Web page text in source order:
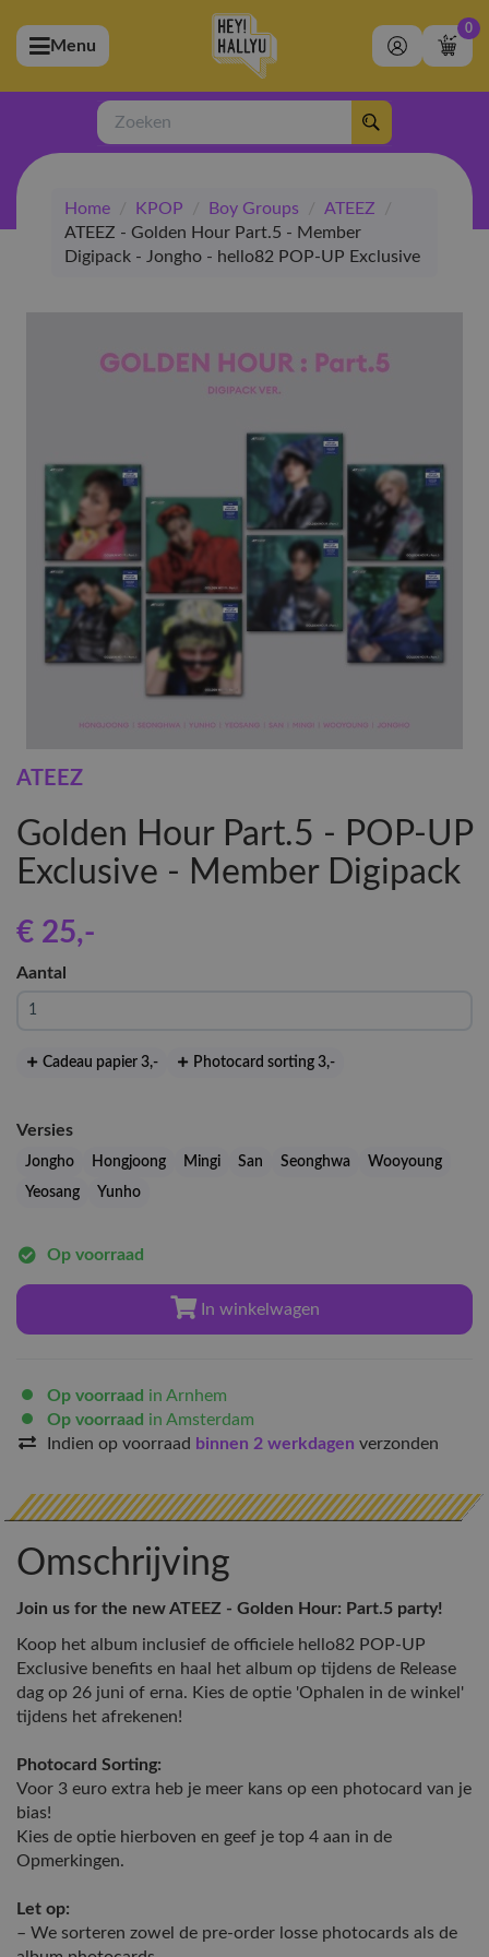
(Artiesten)
(Merchandise)
(Exclusive)
(Winkel)
Menu
0
Zoeken
Home / KPOP / Boy Groups / ATEEZ
/
ATEEZ - Golden Hour Part.5 - Member
Digipack - Jongho - hello82 POP-UP Exclusive
ATEEZ
Golden Hour Part.5 - POP-UP
Exclusive - Member Digipack
€ 25,-
Aantal
Cadeau papier 3,- Photocard sorting 3,-
Versies
Jongho Hongjoong Mingi San Seonghwa
Wooyoung
Yeosang
Yunho
Op voorraad
In winkelwagen
Op voorraad in Arnhem
Op voorraad in Amsterdam
Indien op voorraad binnen 2 werkdagen verzonden
Omschrijving
Join us for the new ATEEZ - Golden Hour: Part.5 party!
Koop het album inclusief de officiele hello82 POP-UP
Exclusive benefits en haal het album op tijdens de Release
dag op 26 juni of erna. Kies de optie 'Ophalen in de winkel'
tijdens het afrekenen!
Photocard Sorting:
Voor 3 euro extra heb je meer kans op een photocard van je
bias!
Kies de optie hierboven en geef je top 4 aan in de
Opmerkingen.
Let op:
– We sorteren zowel de pre-order losse photocards als de